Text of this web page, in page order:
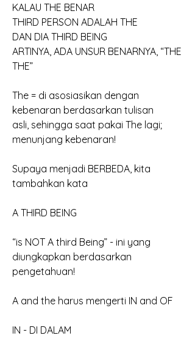
KALAU THE BENAR
THIRD PERSON ADALAH THE
DAN DIA THIRD BEING
ARTINYA, ADA UNSUR BENARNYA, “THE
THE”
The = di asosiasikan dengan
kebenaran berdasarkan tulisan
asli, sehingga saat pakai The lagi;
menunjang kebenaran!
Supaya menjadi BERBEDA, kita
tambahkan kata
A THIRD BEING
“is NOT A third Being” - ini yang
diungkapkan berdasarkan
pengetahuan!
A and the harus mengerti IN and OF
IN - DI DALAM